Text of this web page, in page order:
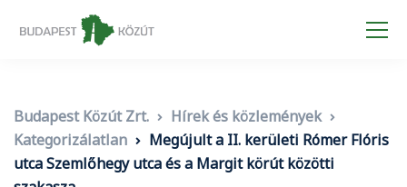
Budapest Közút Zrt.
Hírek és közlemények
Kategorizálatlan
Megújult a II. kerületi Rómer Flóris
utca Szemlőhegy utca és a Margit körút közötti